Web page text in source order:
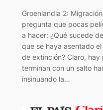
Groenlandia 2:
pregunta que pocas
a hacer: ¿Qué sucede
que se haya asentado
de extinción? Claro,
terminan con un salto
insinuando la…